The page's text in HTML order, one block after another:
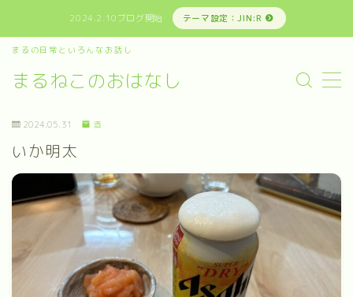
2024.2.10ブログ開始 テーマ設定：JIN:R
まるねこのおはなし
まるの日常といろんなお話し
MENU
お問い合わせ
プライバシーポリシー
免責事項その他
運営者情報
2024.05.31 酒
いか明太